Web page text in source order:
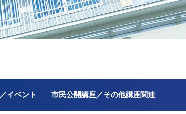
イベント 市民公開講座／その他講座関連